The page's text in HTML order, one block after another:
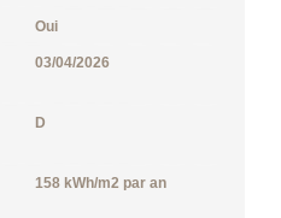
Oui
03/04/2026
D
158 kWh/m2 par an